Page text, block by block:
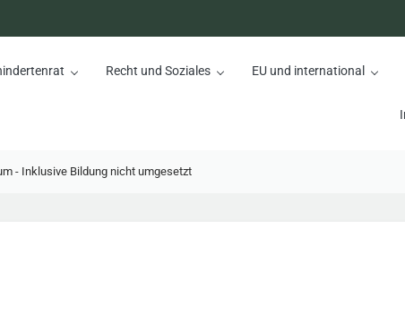
Recht und Soziales EU und international
- Inklusive Bildung nicht umgesetzt